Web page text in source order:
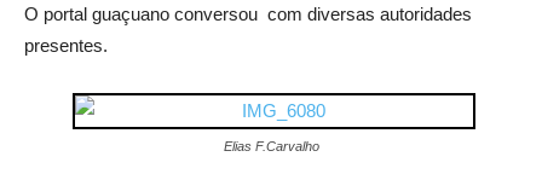
O portal guaçuano conversou com diversas autoridades
presentes.
Elias F.Carvalho